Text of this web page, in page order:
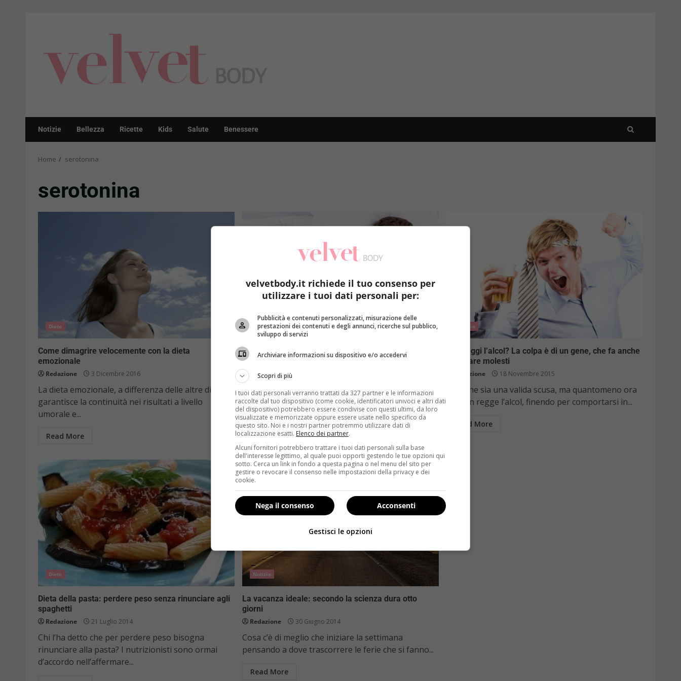
Notizie Bellezza Ricette Kids Salute Benessere
Home serotonina
serotonina
Diete
Come dimagrire velocemente con la dieta
emozionale
Redazione 3 Dicembre 2016
La dieta emozionale, a differenza delle altre diete,
garantisce la continuità nei risultati a livello
umorale e...
Read More
Sesso
Dopo il sesso gli uomini stanno in silenzio e
sembrano “spenti”: arriva la spiegazione
Redazione
Insensibili, egoisti o insoddisfatti. Agli occhi delle
donne possono sembrare così gli uomini appena
finito di fare...
Read More
Notizie
Non reggi l’alcol? La colpa è di un gene, che fa anche
diventare molesti
Redazione 18 Novembre 2015
Non che sia una valida scusa, ma quantomeno ora
chi non regge l’alcol, finendo per comportarsi in...
Read More
Diete
Dieta della pasta: perdere peso senza rinunciare agli
spaghetti
Redazione 21 Luglio 2014
Chi l’ha detto che per perdere peso bisogna
rinunciare alla pasta? I nutrizionisti sono ormai
d’accordo nell’affermare...
Notizie
La vacanza ideale: secondo la scienza dura otto
giorni
Redazione 30 Giugno 2014
Cosa c’è di meglio che iniziare la settimana
pensando a dove trascorrere le ferie che si fanno...
Read More
velvetbody.it richiede il tuo consenso per
utilizzare i tuoi dati personali per:
Pubblicità e contenuti personalizzati, misurazione delle
prestazioni dei contenuti e degli annunci, ricerche sul pubblico,
sviluppo di servizi
Archiviare informazioni su dispositivo e/o accedervi
Scopri di più
I tuoi dati personali verranno trattati da 327 partner e le informazioni
raccolte dal tuo dispositivo (come cookie, identificatori univoci e altri dati
del dispositivo) potrebbero essere condivise con questi ultimi, da loro
visualizzate e memorizzate oppure essere usate nello specifico da
questo sito. Noi e i nostri partner potremmo utilizzare dati di
localizzazione esatti. Elenco dei partner.
Alcuni fornitori potrebbero trattare i tuoi dati personali sulla base
dell'interesse legittimo, al quale puoi opporti gestendo le tue opzioni qui
sotto. Cerca un link in fondo a questa pagina o nel menu del sito per
gestire o revocare il consenso nelle impostazioni della privacy e dei
cookie.
Acconsenti
Nega il consenso
Gestisci le opzioni